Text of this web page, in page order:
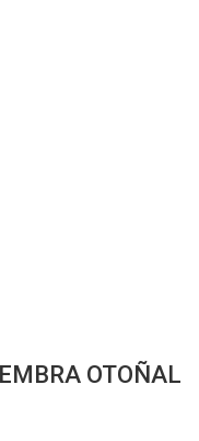
OTOÑAL